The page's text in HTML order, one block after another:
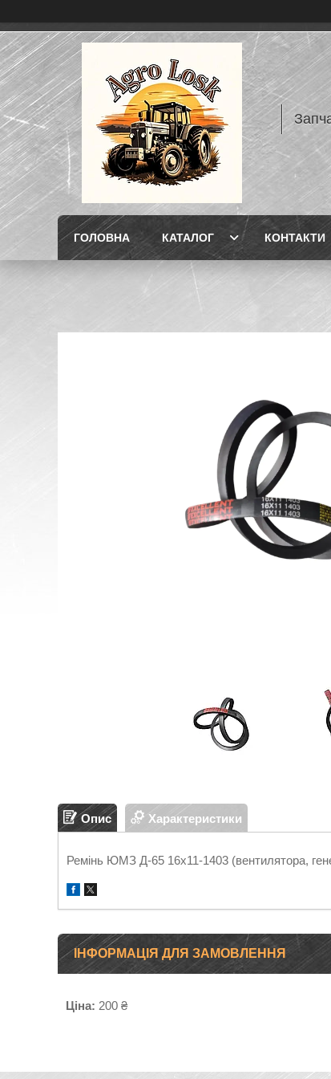
ГОЛОВНА КАТАЛОГ КОНТАКТИ
Опис Характеристики
Ремінь ЮМЗ Д-65 16х11-1403 (вентилятора,
ІНФОРМАЦІЯ ДЛЯ ЗАМОВЛЕННЯ
Ціна: 200 ₴